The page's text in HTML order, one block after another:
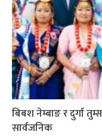
बिबश नेम्बाङ र दुर्गा
सार्वजनिक